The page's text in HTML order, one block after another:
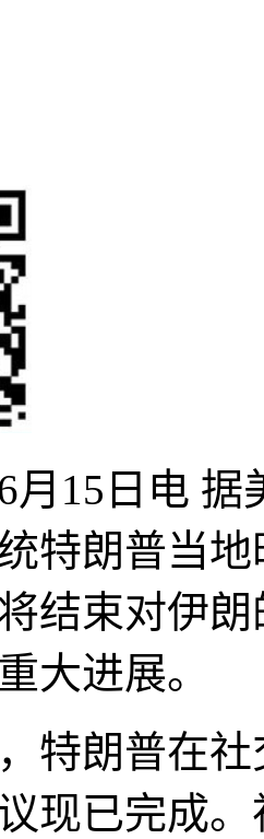
月15日电 据
特朗普当
结束对伊
大进展。
朗普在社
现已完成。